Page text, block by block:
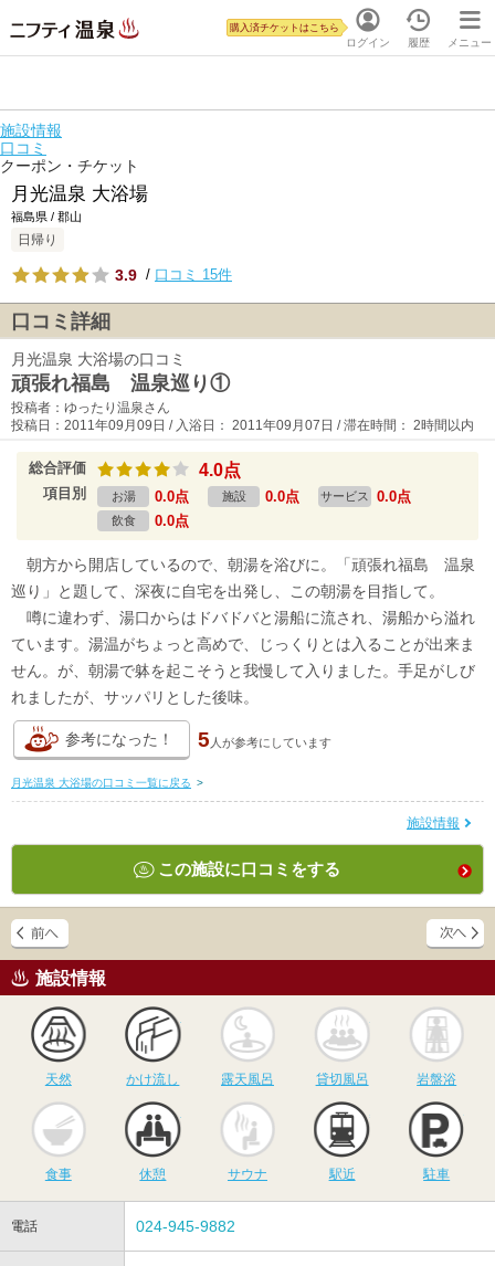
ログイン
購入済チケットはこちら
履歴 メニュー
施設情報
口コミ
クーポン・チケット
月光温泉 大浴場
福島県 / 郡山
日帰り
3.9 / 口コミ 15件
口コミ詳細
月光温泉 大浴場の口コミ
頑張れ福島 温泉巡り①
投稿者：ゆったり温泉さん
投稿日：2011年09月09日 / 入浴日： 2011年09月07日 / 滞在時間： 2時間以内
総合評価 4.0点
項目別 お湯 0.0点 施設 0.0点 サービス 0.0点
飲食 0.0点
朝方から開店しているので、朝湯を浴びに。「頑張れ福島 温泉
巡り」と題して、深夜に自宅を出発し、この朝湯を目指して。
噂に違わず、湯口からはドバドバと湯船に流され、湯船から溢れ
ています。湯温がちょっと高めで、じっくりとは入ることが出来ま
せん。が、朝湯で躰を起こそうと我慢して入りました。手足がしび
れましたが、サッパリとした後味。
参考になった！ 5 人が参考にしています
月光温泉 大浴場の口コミ一覧に戻る >
施設情報
この施設に口コミをする
施設情報
天然
かけ流し
かけ流し
露天風呂
露天風呂
貸切風呂
貸切風呂 岩盤浴
食事 休憩
サウナ
サウナ 駅近 駐車
電話 024-945-9882